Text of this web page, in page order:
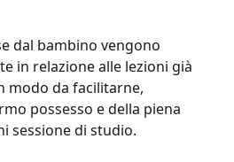
dal bambino vengono
in relazione alle lezioni già
modo da facilitarne,
possesso e della piena
sessione di studio.